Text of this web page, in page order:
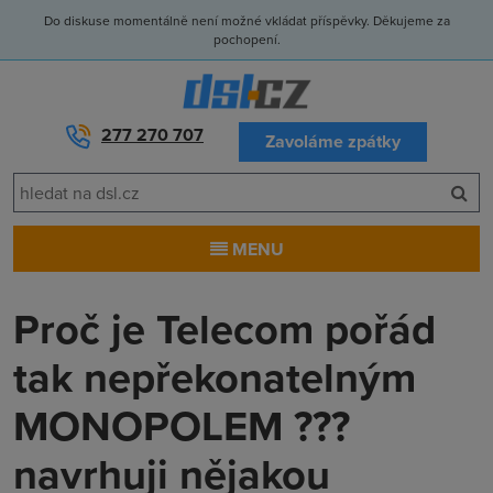
Do diskuse momentálně není možné vkládat příspěvky. Děkujeme za
pochopení.
277 270 707 Zavoláme zpátky
MENU
Proč je Telecom pořád
tak nepřekonatelným
MONOPOLEM ???
navrhuji nějakou